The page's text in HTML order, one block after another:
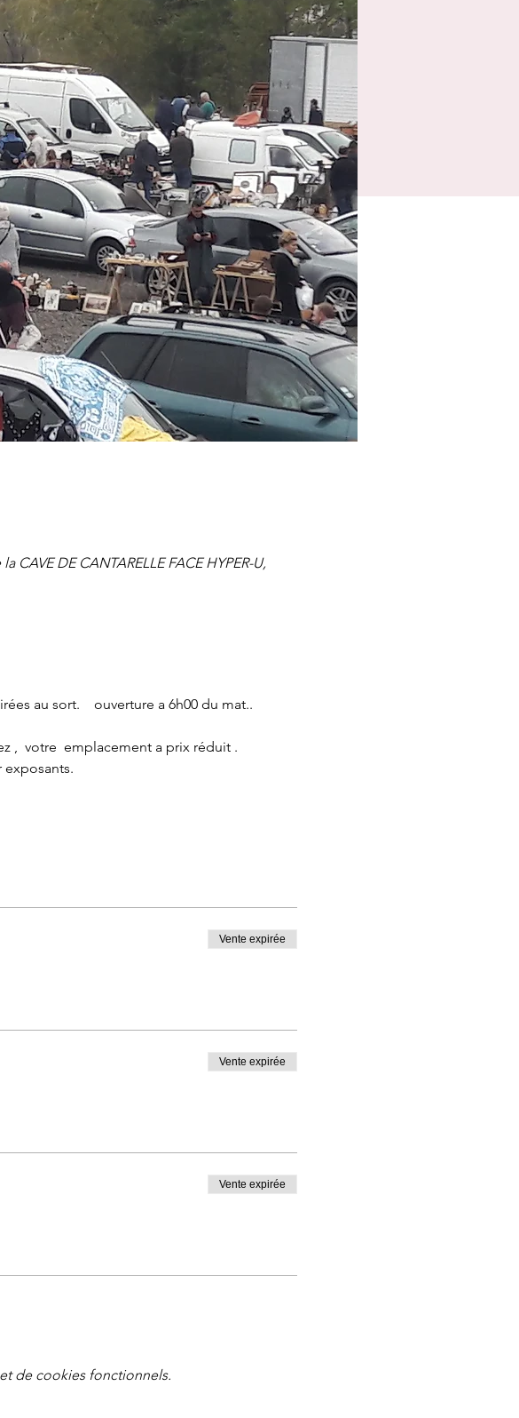
CAVE DE CANTARELLE FACE HYPER-U,
,  votre  emplacement a prix réduit .
exposants.
Vente expirée
Vente expirée
Vente expirée
de cookies fonctionnels.